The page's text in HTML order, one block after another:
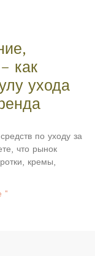
как
ухода
по уходу за
что рынок
кремы,
"